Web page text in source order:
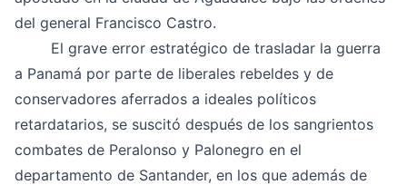
del general Francisco Castro.
El grave error estratégico de trasladar la guerra
a Panamá por parte de liberales rebeldes y de
conservadores aferrados a ideales políticos
retardatarios, se suscitó después de los sangrientos
combates de Peralonso y Palonegro en el
departamento de Santander, en los que además de